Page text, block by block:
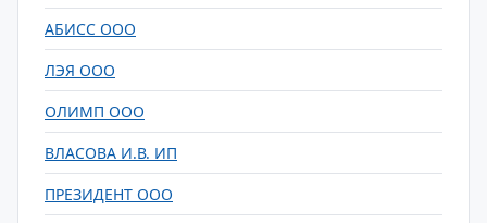
АБИСС ООО
ЛЭЯ ООО
ОЛИМП ООО
ВЛАСОВА И.В. ИП
ПРЕЗИДЕНТ ООО